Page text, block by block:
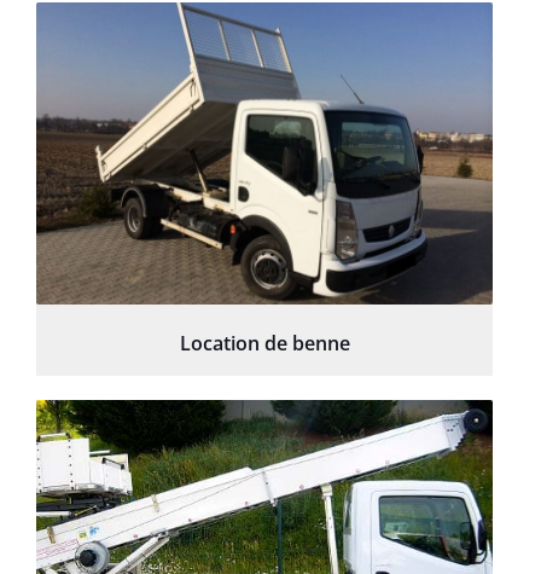
Location de benne